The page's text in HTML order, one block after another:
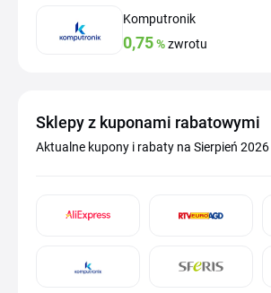
Komputronik
0,75%zwrotu
Sklepy z kuponami rabatowymi
Aktualne kupony i rabaty na Sierpień 2026